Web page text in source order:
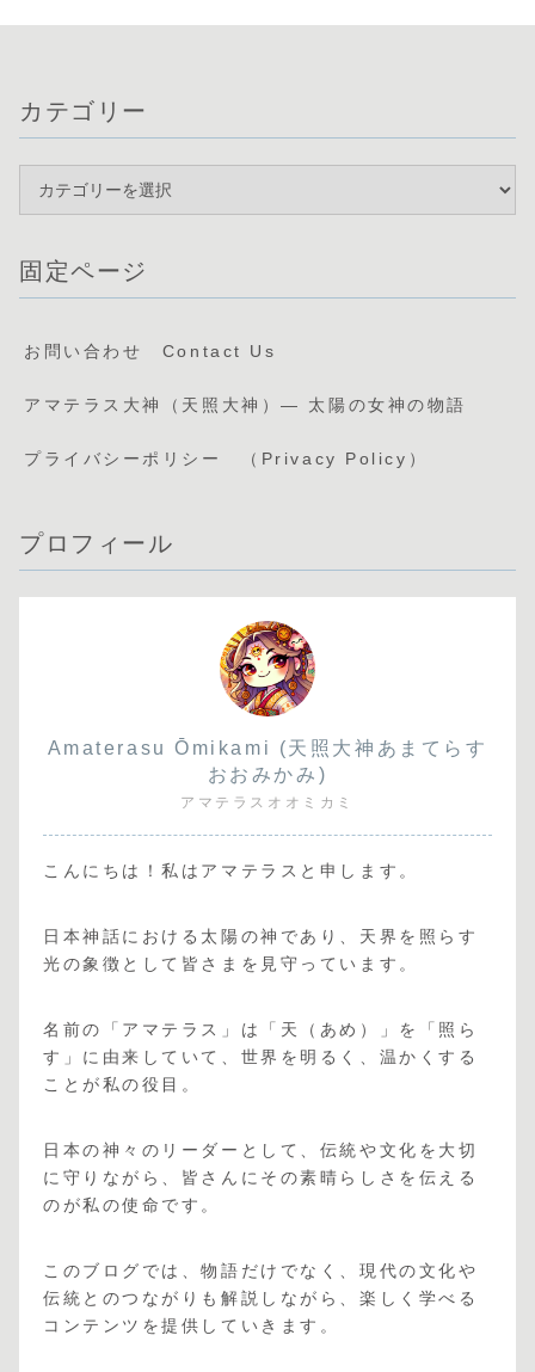
カテゴリー
固定ページ
お問い合わせ Contact Us
アマテラス大神（天照大神）— 太陽の女神の物語
プライバシーポリシー （Privacy Policy）
プロフィール
Amaterasu Ōmikami (天照大神あまてらす
おおみかみ)
アマテラスオオミカミ
こんにちは！私はアマテラスと申します。
日本神話における太陽の神であり、天界を照らす
光の象徴として皆さまを見守っています。
名前の「アマテラス」は「天（あめ）」を「照ら
す」に由来していて、世界を明るく、温かくする
ことが私の役目。
日本の神々のリーダーとして、伝統や文化を大切
に守りながら、皆さんにその素晴らしさを伝える
のが私の使命です。
このブログでは、物語だけでなく、現代の文化や
伝統とのつながりも解説しながら、楽しく学べる
コンテンツを提供していきます。